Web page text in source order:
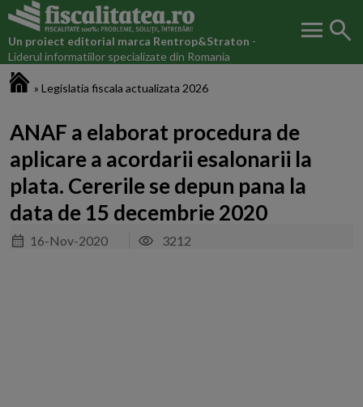
Un proiect editorial marca Rentrop&Straton -
Liderul informatiilor specializate din Romania
menu search
» Legislatia fiscala actualizata 2026
ANAF a elaborat procedura de
aplicare a acordarii esalonarii la
plata. Cererile se depun pana la
data de 15 decembrie 2020
16-Nov-2020 3212